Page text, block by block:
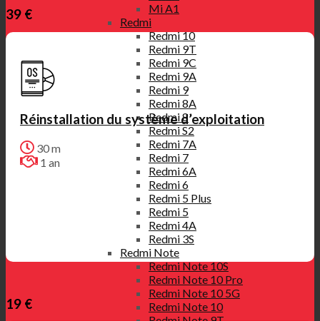
Mi A1
Redmi
Redmi 10
Redmi 9T
Redmi 9C
Redmi 9A
Redmi 9
Redmi 8A
Redmi 8
Redmi S2
Redmi 7A
Redmi 7
Redmi 6A
Redmi 6
Redmi 5 Plus
Redmi 5
Redmi 4A
Redmi 3S
Redmi Note
Redmi Note 10S
Redmi Note 10 Pro
Redmi Note 10 5G
Redmi Note 10
39 €
Réinstallation du système d’exploitation
30 m
1 an
19 €